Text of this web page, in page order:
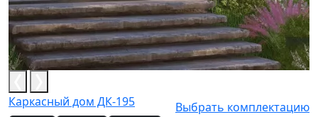
Каркасный дом ДК-195
Выбрать комплектацию